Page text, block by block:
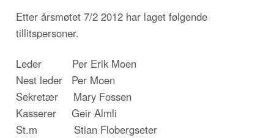
Etter årsmøtet 7/2 2012 har laget følgende
tillitspersoner.
Leder Per Erik Moen
Nest leder Per Moen
Sekretær Mary Fossen
Kasserer Geir Almli
St.m Stian Flobergseter